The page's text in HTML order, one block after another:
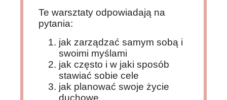
Te warsztaty odpowiadają na
pytania:
jak zarządzać samym sobą i
swoimi myślami
jak często i w jaki sposób
stawiać sobie cele
jak planować swoje życie
duchowe